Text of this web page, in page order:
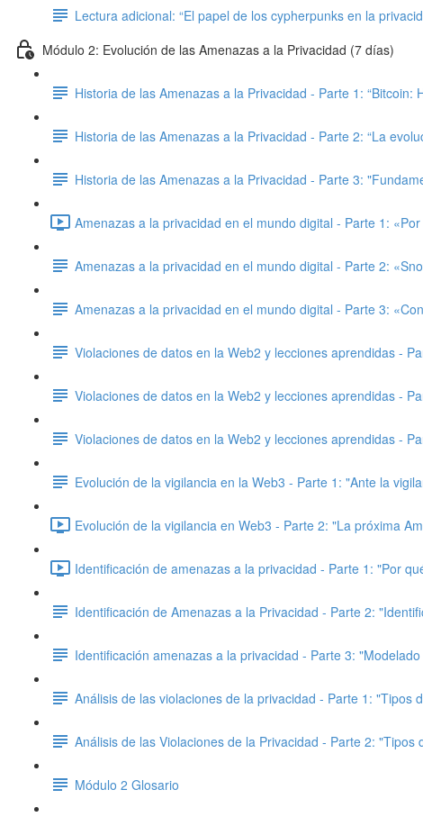
Lectura adicional: “El papel de los cypherpunks en la
Módulo 2: Evolución de las Amenazas a la Privacidad (7 días)
Historia de las Amenazas a la Privacidad - Parte 1:
Historia de las Amenazas a la Privacidad - Parte 2: “La
Historia de las Amenazas a la Privacidad - Parte 3:
Amenazas a la privacidad en el mundo digital - Parte 1:
Amenazas a la privacidad en el mundo digital - Parte 2:
Amenazas a la privacidad en el mundo digital - Parte 3:
Violaciones de datos en la Web2 y lecciones aprendidas -
Violaciones de datos en la Web2 y lecciones aprendidas -
Violaciones de datos en la Web2 y lecciones aprendidas -
Evolución de la vigilancia en la Web3 - Parte 1: "Ante la
Evolución de la vigilancia en Web3 - Parte 2: "La próxima
Identificación de amenazas a la privacidad - Parte 1: "Por
Identificación de Amenazas a la Privacidad - Parte 2:
Identificación amenazas a la privacidad - Parte 3:
Análisis de las violaciones de la privacidad - Parte 1: "Tipos
Análisis de las Violaciones de la Privacidad - Parte 2: "Tipos
Módulo 2 Glosario